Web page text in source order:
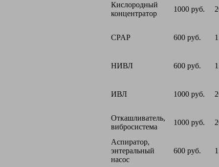
Кислородный
концентратор
1000 руб.
CPAP 600 руб.
НИВЛ 600 руб.
ИВЛ 1000 руб.
Откашливатель,
вибросистема
1000 руб.
Аспиратор,
энтеральный
насос
600 руб.